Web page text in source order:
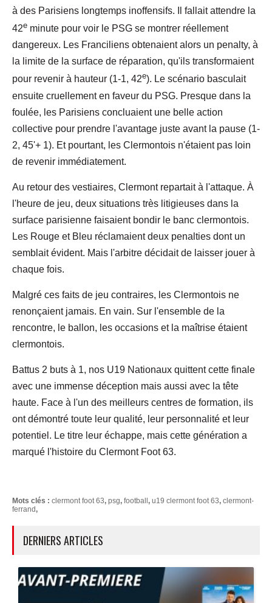
à des Parisiens longtemps inoffensifs. Il fallait attendre la
42e minute pour voir le PSG se montrer réellement
dangereux. Les Franciliens obtenaient alors un penalty, à
la limite de la surface de réparation, qu'ils transformaient
pour revenir à hauteur (1-1, 42e). Le scénario basculait
ensuite cruellement en faveur du PSG. Presque dans la
foulée, les Parisiens concluaient une belle action
collective pour prendre l'avantage juste avant la pause (1-
2, 45'+ 1). Et pourtant, les Clermontois n'étaient pas loin
de revenir immédiatement.
Au retour des vestiaires, Clermont repartait à l'attaque. À
l'heure de jeu, deux situations très litigieuses dans la
surface parisienne faisaient bondir le banc clermontois.
Les Rouge et Bleu réclamaient deux penalties dont un
semblait évident. Mais l'arbitre décidait de laisser jouer à
chaque fois.
Malgré ces faits de jeu contraires, les Clermontois ne
renonçaient jamais. En vain. Sur l'ensemble de la
rencontre, le ballon, les occasions et la maîtrise étaient
clermontois.
Battus 2 buts à 1, nos U19 Nationaux quittent cette finale
avec une immense déception mais aussi avec la tête
haute. Face à l'un des meilleurs centres de formation, ils
ont démontré toute leur qualité, leur personnalité et leur
potentiel. Le titre leur échappe, mais cette génération a
marqué l'histoire du Clermont Foot 63.
Mots clés : clermont foot 63, psg, football, u19 clermont foot 63, clermont-
ferrand,
DERNIERS ARTICLES